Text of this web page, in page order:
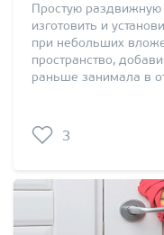
Простую
изготовить и
при небольших
пространство,
раньше занимала в
3